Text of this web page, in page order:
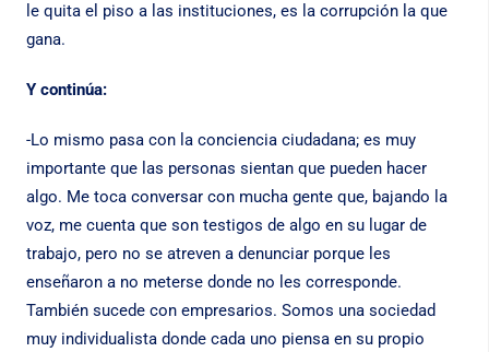
le quita el piso a las instituciones, es la corrupción la que
gana.
Y continúa:
-Lo mismo pasa con la conciencia ciudadana; es muy
importante que las personas sientan que pueden hacer
algo. Me toca conversar con mucha gente que, bajando la
voz, me cuenta que son testigos de algo en su lugar de
trabajo, pero no se atreven a denunciar porque les
enseñaron a no meterse donde no les corresponde.
También sucede con empresarios. Somos una sociedad
muy individualista donde cada uno piensa en su propio